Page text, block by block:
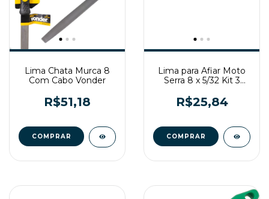
Lima Chata Murca 8
Com Cabo Vonder
R$51,18
Lima para Afiar Moto
Serra 8 x 5/32 Kit 3
R$25,84